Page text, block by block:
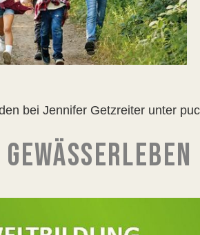
bei Jennifer Getzreiter unter